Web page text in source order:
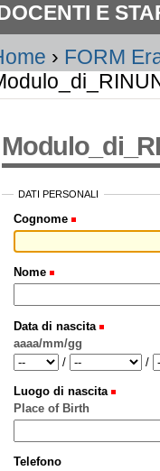
E
› FORM
DATI PERSONALI
Cognome
Nome
Data di nascita
aaaa/mm/gg
Year
/
Month /
Day
Luogo di nascita
Place of Birth
Telefono